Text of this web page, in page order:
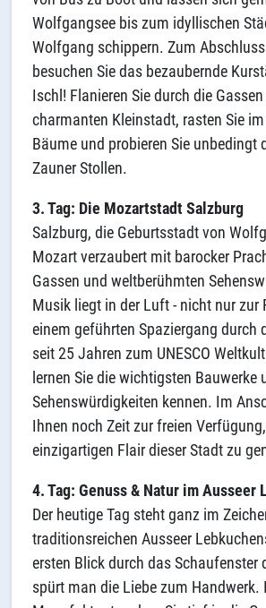
Wolfgangsee bis zum idyllischen
Wolfgang schippern. Zum
besuchen Sie das bezaubernde
Ischl! Flanieren Sie durch die
charmanten Kleinstadt, rasten Sie
Bäume und probieren Sie unbedingt
Zauner Stollen.
3. Tag: Die Mozartstadt Salzburg
Salzburg, die Geburtsstadt von
Mozart verzaubert mit barocker
Gassen und weltberühmten
Musik liegt in der Luft - nicht nur zur
einem geführten Spaziergang durch
seit 25 Jahren zum UNESCO
lernen Sie die wichtigsten Bauwerke
Sehenswürdigkeiten kennen. Im
Ihnen noch Zeit zur freien
einzigartigen Flair dieser Stadt zu
4. Tag: Genuss & Natur im Ausseer
Der heutige Tag steht ganz im
traditionsreichen Ausseer
ersten Blick durch das Schaufenster
spürt man die Liebe zum Handwerk.